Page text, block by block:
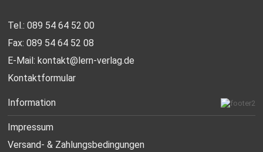
Tel.: 089 54 64 52 00
Fax: 089 54 64 52 08
E-Mail:kontakt@lern-verlag.de
Kontaktformular
Information
Impressum
Versand- & Zahlungsbedingungen